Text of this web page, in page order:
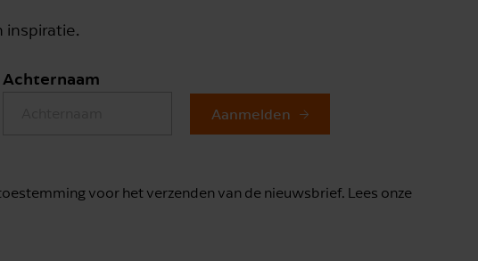
inspiratie.
Achternaam
Aanmelden
voor het verzenden van de nieuwsbrief. Lees onze